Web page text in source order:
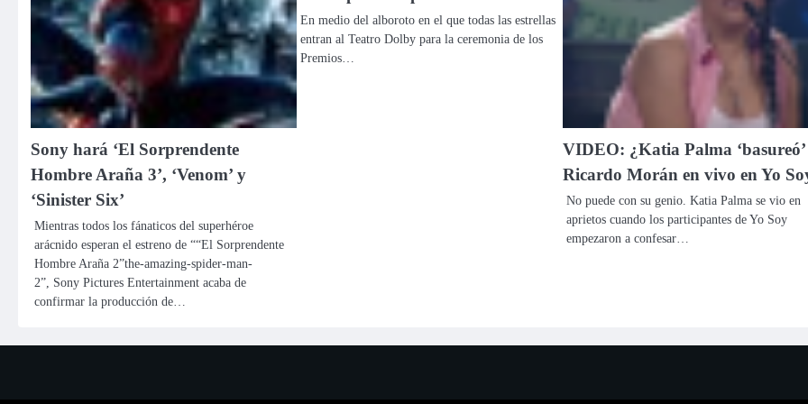
Sony hará ‘El Sorprendente
Hombre Araña 3’, ‘Venom’ y
‘Sinister Six’
Mientras todos los fánaticos del superhéroe
arácnido esperan el estreno de ““El Sorprendente
Hombre Araña 2”the-amazing-spider-man-
2”, Sony Pictures Entertainment acaba de
confirmar la producción de…
En medio del alboroto en el que todas las estrellas
entran al Teatro Dolby para la ceremonia de los
Premios…
VIDEO: ¿Katia Palma
Ricardo Morán en vivo en Yo
No puede con su genio. Katia Palma se vio en
aprietos cuando los participantes de Yo Soy
empezaron a confesar…